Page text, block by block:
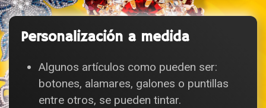
Personalización a medida
Algunos artículos como pueden ser:
botones, alamares, galones o puntillas
entre otros, se pueden tintar.